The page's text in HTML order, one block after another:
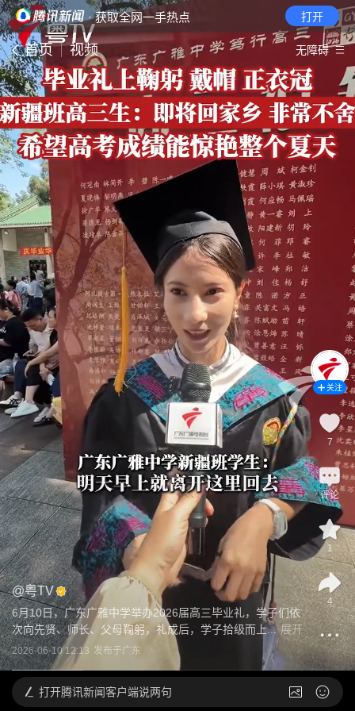
· 获取全网一手热点 打开
首页 视频 无障碍
@粤TV
6月10日，广东广雅中学举办2026届高三毕业礼，学子们依
次向先贤、师长、父母鞠躬，礼成后，学子拾级而上... 展开
2026-06-10 12:13 发布于广东
关注
7
评论
1
4
打开腾讯新闻客户端说两句